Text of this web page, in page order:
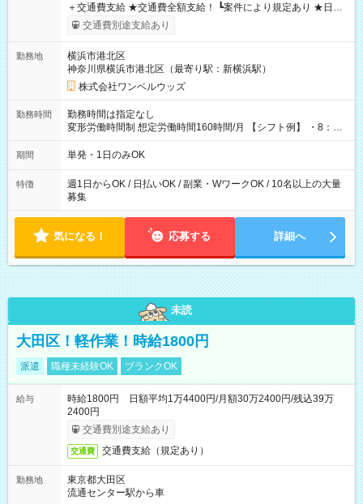
＋交通費支給 ★交通費全額支給！ ┗案件により規定あり ★日払
いOK！（規定あり） ┗働いたその日に現金GET♪ お仕事後はコ
ンビニATMから 日払い分を引き落とせます！ 【試用期間】試
交通費別途支給あり
勤務地
横浜市港北区
神奈川県横浜市港北区（最寄り駅：新横浜駅）
株式会社ワンベルウッズ
勤務時間
勤務時間は指定なし
変形労働時間制 想定労働時間160時間/月 【シフト例】 ・8：00
～21：00
期間 単発・1日のみOK
特徴
週1日からOK / 日払いOK / 副業・WワークOK / 10名以上の大量
募集
気になる！ 応募する 詳細へ
未読
大田区！軽作業！時給1800円
派遣 職種未経験OK ブランクOK
給与
時給1800円 日額平均1万4400円/月額30万2400円/残込39万
2400円
交通費別途支給あり
交通費 交通費支給（規定あり）
勤務地
東京都大田区
流通センター駅から車